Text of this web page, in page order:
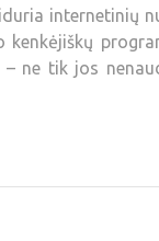
internetinių
– ne tik jos